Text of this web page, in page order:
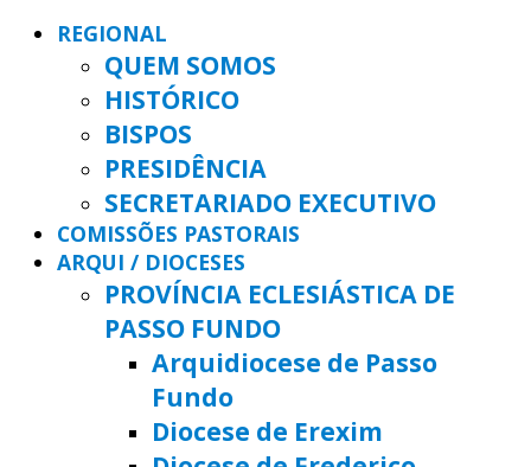
REGIONAL
QUEM SOMOS
HISTÓRICO
BISPOS
PRESIDÊNCIA
SECRETARIADO EXECUTIVO
COMISSÕES PASTORAIS
ARQUI / DIOCESES
PROVÍNCIA ECLESIÁSTICA DE
PASSO FUNDO
Arquidiocese de Passo
Fundo
Diocese de Erexim